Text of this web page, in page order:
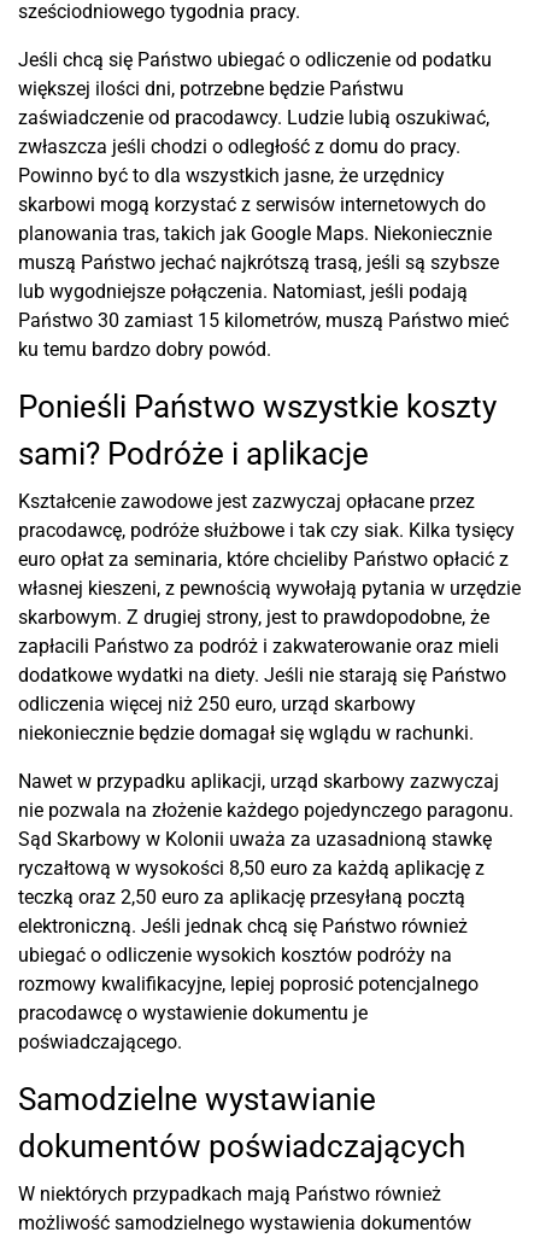
sześciodniowego tygodnia pracy.
Jeśli chcą się Państwo ubiegać o odliczenie od podatku
większej ilości dni, potrzebne będzie Państwu
zaświadczenie od pracodawcy. Ludzie lubią oszukiwać,
zwłaszcza jeśli chodzi o odległość z domu do pracy.
Powinno być to dla wszystkich jasne, że urzędnicy
skarbowi mogą korzystać z serwisów internetowych do
planowania tras, takich jak Google Maps. Niekoniecznie
muszą Państwo jechać najkrótszą trasą, jeśli są szybsze
lub wygodniejsze połączenia. Natomiast, jeśli podają
Państwo 30 zamiast 15 kilometrów, muszą Państwo mieć
ku temu bardzo dobry powód.
Ponieśli Państwo wszystkie koszty
sami? Podróże i aplikacje
Kształcenie zawodowe jest zazwyczaj opłacane przez
pracodawcę, podróże służbowe i tak czy siak. Kilka tysięcy
euro opłat za seminaria, które chcieliby Państwo opłacić z
własnej kieszeni, z pewnością wywołają pytania w urzędzie
skarbowym. Z drugiej strony, jest to prawdopodobne, że
zapłacili Państwo za podróż i zakwaterowanie oraz mieli
dodatkowe wydatki na diety. Jeśli nie starają się Państwo
odliczenia więcej niż 250 euro, urząd skarbowy
niekoniecznie będzie domagał się wglądu w rachunki.
Nawet w przypadku aplikacji, urząd skarbowy zazwyczaj
nie pozwala na złożenie każdego pojedynczego paragonu.
Sąd Skarbowy w Kolonii uważa za uzasadnioną stawkę
ryczałtową w wysokości 8,50 euro za każdą aplikację z
teczką oraz 2,50 euro za aplikację przesyłaną pocztą
elektroniczną. Jeśli jednak chcą się Państwo również
ubiegać o odliczenie wysokich kosztów podróży na
rozmowy kwalifikacyjne, lepiej poprosić potencjalnego
pracodawcę o wystawienie dokumentu je
poświadczającego.
Samodzielne wystawianie
dokumentów poświadczających
W niektórych przypadkach mają Państwo również
możliwość samodzielnego wystawienia dokumentów